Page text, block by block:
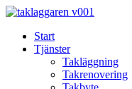
Skip
contentStart
Tjänster
Takläggning
Takrenovering